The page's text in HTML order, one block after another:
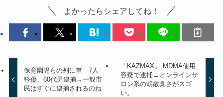
よかったらシェアしてね！
保育園児らの列に車 7人
軽傷、60代男逮捕→一般市
民はすぐに逮捕されるのね
「KAZMAX」 MDMA使用
容疑で逮捕→オンラインサ
ロン系の胡散臭さがスゴ
い。